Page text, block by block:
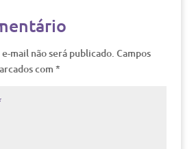
mail não será publicado. Campos
com *